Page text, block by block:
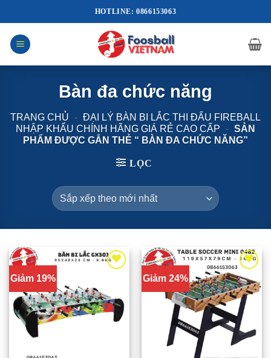
qua
nội
dung
HOTLINE: 0866153063
Bàn đa chức năng
TRANG CHỦ - ĐẠI LÝ BÀN BI LẮC THI ĐẤU FIREBALL
NHẬP KHẨU CHÍNH HÃNG GIÁ RẺ CAO CẤP
- SẢN
PHẨM ĐƯỢC GẮN THẺ “ BÀN ĐA CHỨC NĂNG”
LỌC
Giảm 19% Giảm 24%